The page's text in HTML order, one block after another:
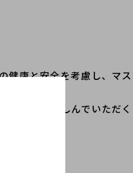
健康と安全を考慮し、マス
買い物を楽しんでいただく